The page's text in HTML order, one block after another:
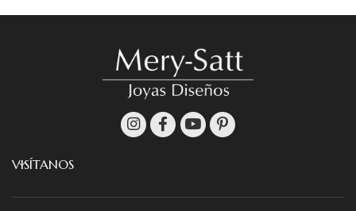
VISÍTANOS